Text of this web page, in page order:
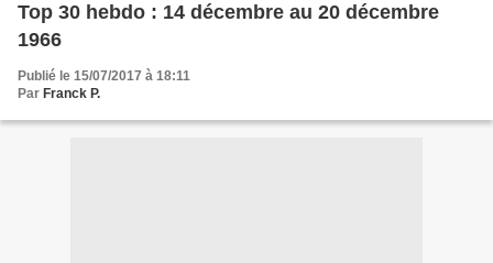
Top 30 hebdo : 14 décembre au 20 décembre
1966
Publié le 15/07/2017 à 18:11
Par Franck P.